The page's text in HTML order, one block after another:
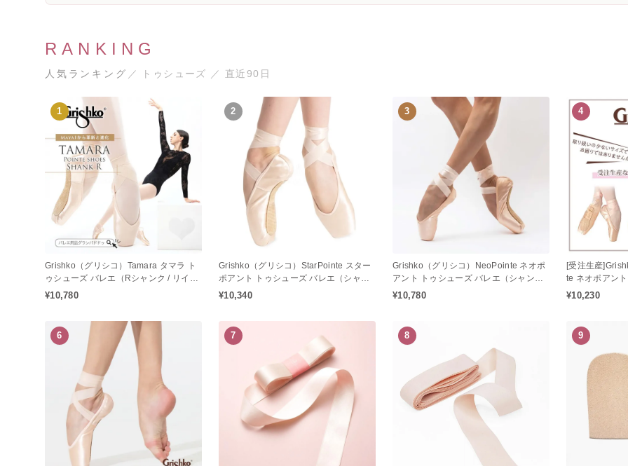
RANKING
人気ランキング ／ トゥシューズ ／ 直近90日
1
Grishko（グリシコ）Tamara タマラ ト
ゥシューズ バレエ（Rシャンク / リイン
フォーストシャンク）
¥10,780
2
Grishko（グリシコ）StarPointe スター
ポアント トゥシューズ バレエ（シャン
クMF / ミディアムフレキシブル）
¥10,340
3
Grishko（グリシコ）NeoPointe ネオポ
アント トゥシューズ バレエ（シャンク
R / リインフォーストシャンク）
¥10,780
4
[受注生産
te ネオポアン
¥10,230
6 7 8 9